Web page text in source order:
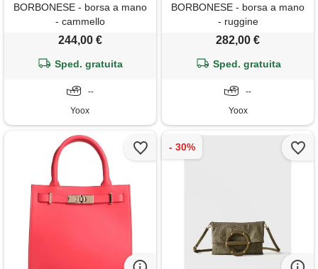
BORBONESE - borsa a mano
- cammello
244,00 €
Sped. gratuita
--
Yoox
BORBONESE - borsa a mano
- ruggine
282,00 €
Sped. gratuita
--
Yoox